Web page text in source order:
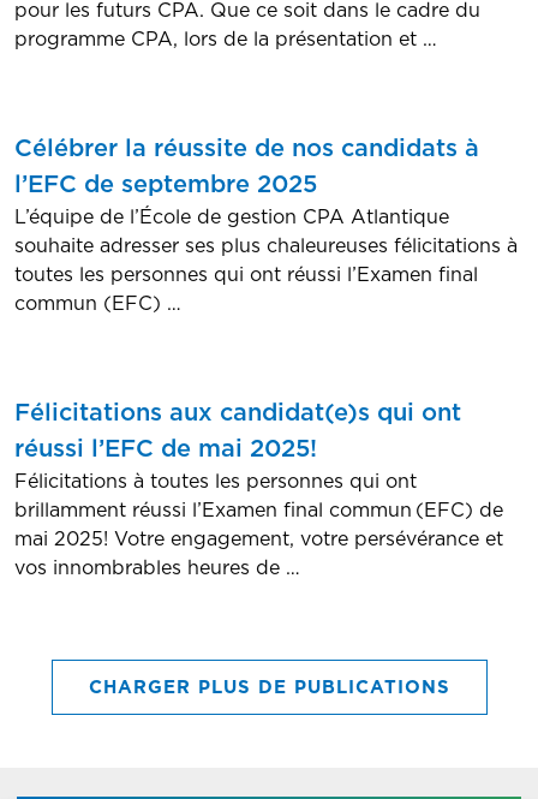
pour les futurs CPA. Que ce soit dans le cadre du
programme CPA, lors de la présentation et …
Célébrer la réussite de nos candidats à
l’EFC de septembre 2025
L’équipe de l’École de gestion CPA Atlantique
souhaite adresser ses plus chaleureuses félicitations à
toutes les personnes qui ont réussi l’Examen final
commun (EFC) …
Félicitations aux candidat(e)s qui ont
réussi l’EFC de mai 2025!
Félicitations à toutes les personnes qui ont
brillamment réussi l’Examen final commun (EFC) de
mai 2025! Votre engagement, votre persévérance et
vos innombrables heures de …
CHARGER PLUS DE PUBLICATIONS